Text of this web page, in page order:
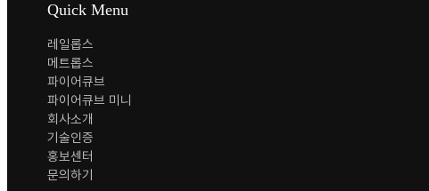
Quick Menu
레일롭스
메트롭스
파이어큐브
파이어큐브 미니
회사소개
기술인증
홍보센터
문의하기